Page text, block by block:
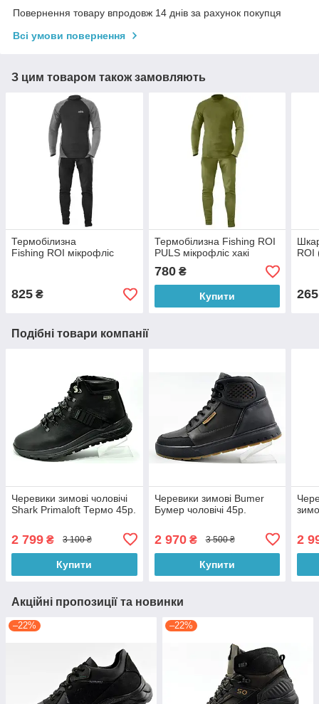
Повернення товару впродовж 14 днів за рахунок покупця
Всі умови повернення
З цим товаром також замовляють
Термобілизна
Fishing ROI мікрофліс
825 ₴
Термобілизна Fishing ROI
PULS мікрофліс хакі
780₴
Купити
ROI
265
Подібні товари компанії
Черевики зимові чоловічі
Shark Primaloft Термо 45р.
2 799 ₴ 3 100 ₴
Купити
Черевики зимові Bumer
Бумер чоловічі 45p.
2 970₴ 3 500 ₴
Купити
2
Акційні пропозиції та новинки
–22% –22%